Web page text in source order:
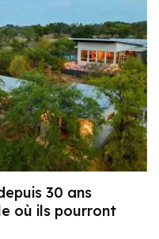
30 ans
où ils pourront